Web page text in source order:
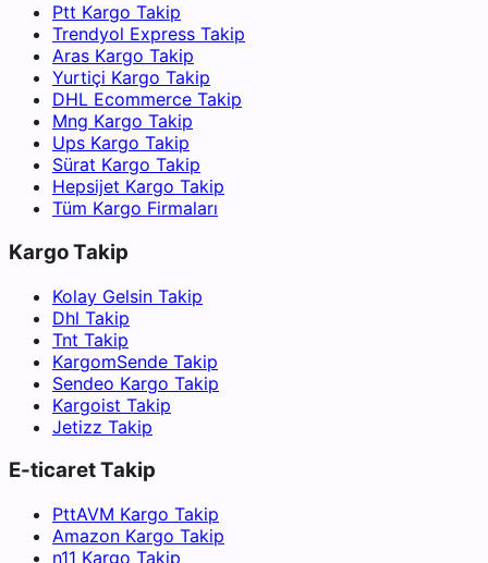
Ptt Kargo Takip
Trendyol Express Takip
Aras Kargo Takip
Yurtiçi Kargo Takip
DHL Ecommerce Takip
Mng Kargo Takip
Ups Kargo Takip
Sürat Kargo Takip
Hepsijet Kargo Takip
Tüm Kargo Firmaları
Kargo Takip
Kolay Gelsin Takip
Dhl Takip
Tnt Takip
KargomSende Takip
Sendeo Kargo Takip
Kargoist Takip
Jetizz Takip
E-ticaret Takip
PttAVM Kargo Takip
Amazon Kargo Takip
n11 Kargo Takip